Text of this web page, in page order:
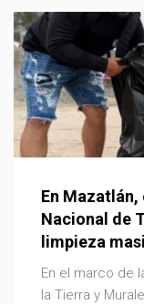
En Mazatlán,
Nacional de
limpieza
En el marco de
la Tierra y